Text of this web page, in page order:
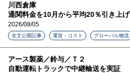
川西倉庫
通関料金を10月から平均20％引き上げ
2026/08/05
全文公開記事 運賃・コスト グローバル物流
アース製薬／鈴与／Ｔ２
自動運転トラックで中継輸送を実証